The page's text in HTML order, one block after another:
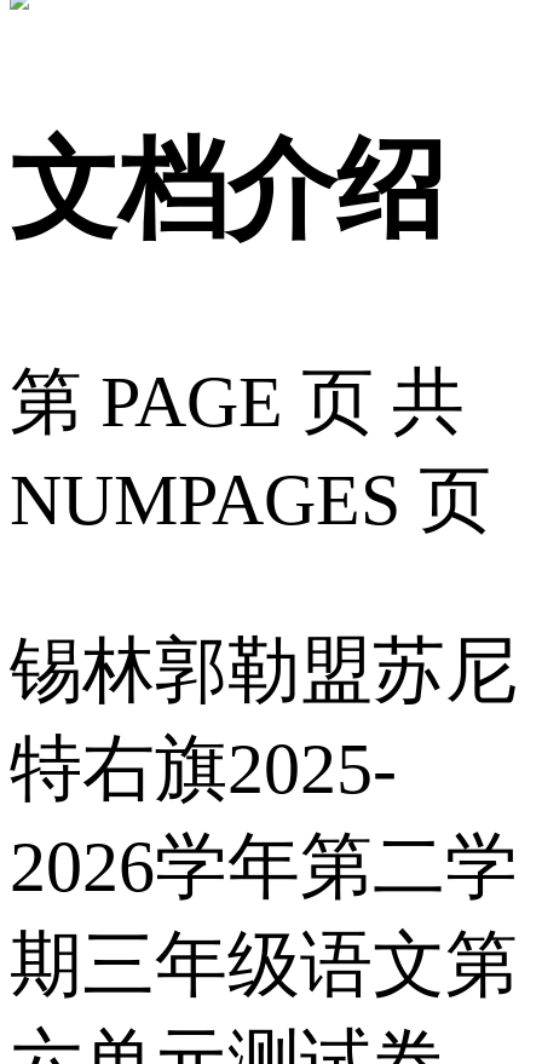
文档介绍
第 PAGE 页 共
NUMPAGES 页
锡林郭勒盟苏尼
特右旗2025-
2026学年第二学
期三年级语文第